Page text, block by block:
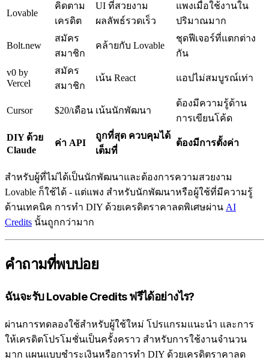
Lovable
คิดตาม
เครดิต
UI ที่สวยงาม
ผลลัพธ์รวดเร็ว
แพงเมื่อใช้งานใน
ปริมาณมาก
Bolt.new
สมัคร
สมาชิก
คล้ายกับ Lovable
ชุดฟีเจอร์ที่แตกต่าง
กัน
v0 by
Vercel
สมัคร
สมาชิก
เน้น React แอปไม่สมบูรณ์เท่า
Cursor $20/เดือน เน้นนักพัฒนา
ต้องมีความรู้ด้าน
การเขียนโค้ด
DIY ด้วย
Claude
ค่า API
ถูกที่สุด ควบคุมได้
เต็มที่
ต้องมีการตั้งค่า
สำหรับผู้ที่ไม่ได้เป็นนักพัฒนาและต้องการความสวยงาม
Lovable ก็ใช้ได้ - แต่แพง สำหรับนักพัฒนาหรือผู้ใช้ที่มีความรู้
ด้านเทคนิค การทำ DIY ด้วยเครดิตราคาลดพิเศษผ่าน AI
Credits นั้นถูกกว่ามาก
คำถามที่พบบ่อย
ฉันจะรับ Lovable Credits ฟรีได้อย่างไร?
ผ่านการทดลองใช้สำหรับผู้ใช้ใหม่ โปรแกรมแนะนำ และการ
ให้เครดิตโปรโมชั่นเป็นครั้งคราว สำหรับการใช้งานจำนวน
มาก แผนแบบชำระเงินหรือการทำ DIY ด้วยเครดิตราคาลด